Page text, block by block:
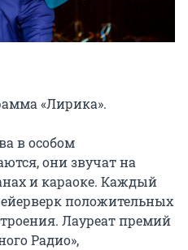
«Лирика».
в особом
они звучат на
и караоке. Каждый
положительных
Лауреат премий
Радио»,